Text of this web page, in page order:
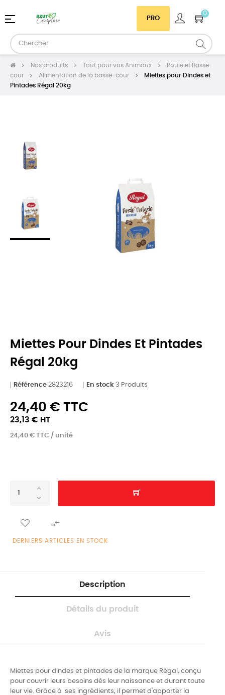
PRO
0
Basculer
navigation
☰
Nos produits Tout pour vos Animaux
Poule et Basse-
cour
Alimentation de la basse-cour
Miettes pour Dindes et
Pintades Régal 20kg
Miettes Pour Dindes Et Pintades
Régal 20kg
Référence 2823216 En stock 3 Produits
24,40 € TTC
23,13 € HT
24,40 € TTC / unité

DERNIERS ARTICLES EN STOCK
Description
Détails du produit
Avis
Miettes pour dindes et pintades de la marque Régal, conçu
pour couvrir leurs besoins dès leur naissance et durant toute
leur vie. Grâce à ses ingrédients, il permet d'apporter la